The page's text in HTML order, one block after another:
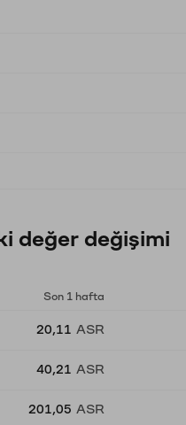
değer değişimi
Son 1 hafta
20,11 ASR
40,21 ASR
201,05 ASR